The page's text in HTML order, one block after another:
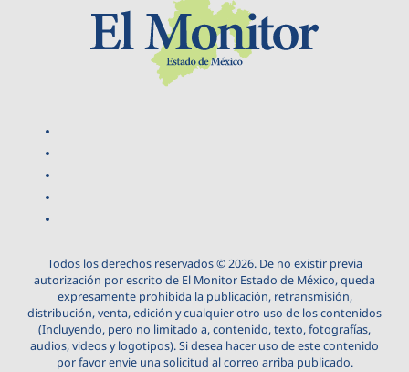
Todos los derechos reservados © 2026. De no existir previa
autorización por escrito de El Monitor Estado de México, queda
expresamente prohibida la publicación, retransmisión,
distribución, venta, edición y cualquier otro uso de los contenidos
(Incluyendo, pero no limitado a, contenido, texto, fotografías,
audios, videos y logotipos). Si desea hacer uso de este contenido
por favor envie una solicitud al correo arriba publicado.